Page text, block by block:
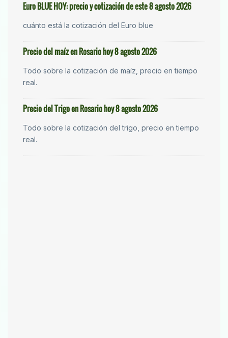
Euro BLUE HOY: precio y cotización de este 8 agosto 2026
cuánto está la cotización del Euro blue
Precio del maíz en Rosario hoy 8 agosto 2026
Todo sobre la cotización de maíz, precio en tiempo
real.
Precio del Trigo en Rosario hoy 8 agosto 2026
Todo sobre la cotización del trigo, precio en tiempo
real.